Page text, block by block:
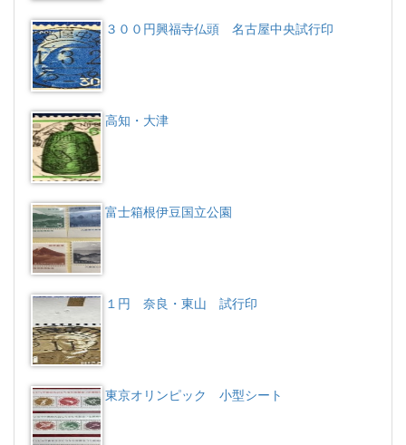
３００円興福寺仏頭 名古屋中央試行印
高知・大津
富士箱根伊豆国立公園
１円 奈良・東山 試行印
東京オリンピック 小型シート